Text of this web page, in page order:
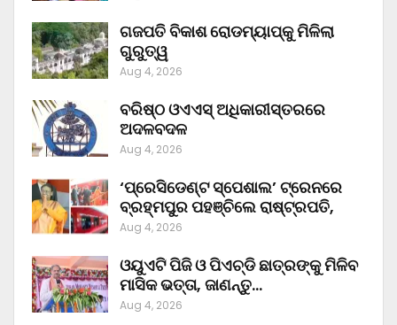
ଗଜପତି ବିକାଶ ରୋଡମ୍ୟାପ୍‌କୁ ମିଳିଲା
ଗୁରୁତ୍ୱ
Aug 4, 2026
ବରିଷ୍ଠ ଓଏଏସ୍‌ ଅଧିକାରୀସ୍ତରରେ
ଅଦଳବଦଳ
Aug 4, 2026
‘ପ୍ରେସିଡେଣ୍ଟ ସ୍ପେଶାଲ’ ଟ୍ରେନରେ
ବ୍ରହ୍ମପୁର ପହଞ୍ଚିଲେ ରାଷ୍ଟ୍ରପତି,
Aug 4, 2026
ଓୟୁଏଟି ପିଜି ଓ ପିଏଚ୍‌ଡି ଛାତ୍ରଙ୍କୁ ମିଳିବ
ମାସିକ ଭତ୍ତା, ଜାଣନ୍ତୁ…
Aug 4, 2026